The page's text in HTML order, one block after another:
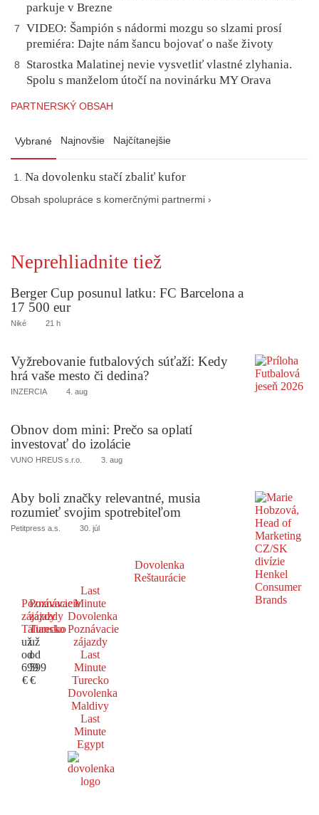
parkuje v Brezne
7
VIDEO: Šampión s nádormi mozgu so slzami prosí
premiéra: Dajte nám šancu bojovať o naše životy
8
Starostka Malatinej nevie vysvetliť vlastné zlyhania.
Spolu s manželom útočí na novinárku MY Orava
PARTNERSKÝ OBSAH
Vybrané Najnovšie Najčítanejšie
Na dovolenku stačí zbaliť kufor
Obsah spolupráce s komerčnými partnermi ›
Neprehliadnite tiež
Berger Cup posunul latku: FC Barcelona a
17 500 eur
Niké 21 h
Vyžrebovanie futbalových súťaží: Kedy
hrá vaše mesto či dedina?
INZERCIA 4. aug
Obnov dom mini: Prečo sa oplatí
investovať do izolácie
VUNO HREUS s.r.o. 3. aug
Aby boli značky relevantné, musia
rozumieť svojim spotrebiteľom
Petitpress a.s. 30. júl
Dovolenka
Reštaurácie
Poznávacie
zájazdy
Taliansko
už
od
699
€
Poznávacie
zájazdy
Turecko
už
od
599
€
Last
Minute
Dovolenka
Poznávacie
zájazdy
Last
Minute
Turecko
Dovolenka
Maldivy
Last
Minute
Egypt